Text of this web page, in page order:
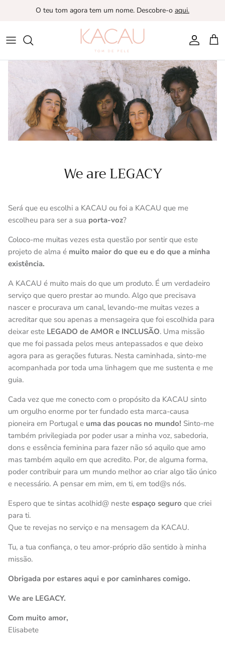
conteúdo
O teu tom agora tem um nome. Descobre-o aqui.
A MARCA
Queremos que todas as
mulheres se sintam bem
na sua pele.
Somos uma marca-causa inclusiva que
DIVA
We are LEGACY
Será que eu escolhi a KACAU ou foi a KACAU que me
escolheu para ser a sua porta-voz?
Coloco-me muitas vezes esta questão por sentir que este
projeto de alma é muito maior do que eu e do que a minha
existência.
A KACAU é muito mais do que um produto. É um verdadeiro
serviço que quero prestar ao mundo. Algo que precisava
nascer e procurava um canal, levando-me muitas vezes a
acreditar que sou apenas a mensageira que foi escolhida para
deixar este LEGADO de AMOR e INCLUSÃO. Uma missão
que me foi passada pelos meus antepassados e que deixo
agora para as gerações futuras. Nesta caminhada, sinto-me
acompanhada por toda uma linhagem que me sustenta e me
guia.
Cada vez que me conecto com o propósito da KACAU sinto
um orgulho enorme por ter fundado esta marca-causa
pioneira em Portugal e uma das poucas no mundo! Sinto-me
também privilegiada por poder usar a minha voz, sabedoria,
dons e essência feminina para fazer não só aquilo que amo
mas também aquilo em que acredito. Por, de alguma forma,
poder contribuir para um mundo melhor ao criar algo tão único
e necessário. A pensar em mim, em ti, em tod@s nós.
Espero que te sintas acolhid@ neste espaço seguro que criei
para ti.
Que te revejas no serviço e na mensagem da KACAU.
Tu, a tua confiança, o teu amor-próprio dão sentido à minha
missão.
Obrigada por estares aqui e por caminhares comigo.
We are LEGACY.
Com muito amor,
Elisabete